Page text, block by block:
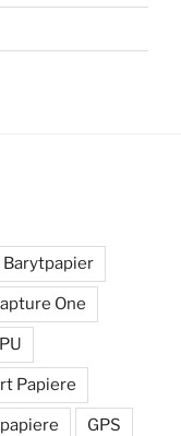
Barytpapier
One
Papiere
GPS